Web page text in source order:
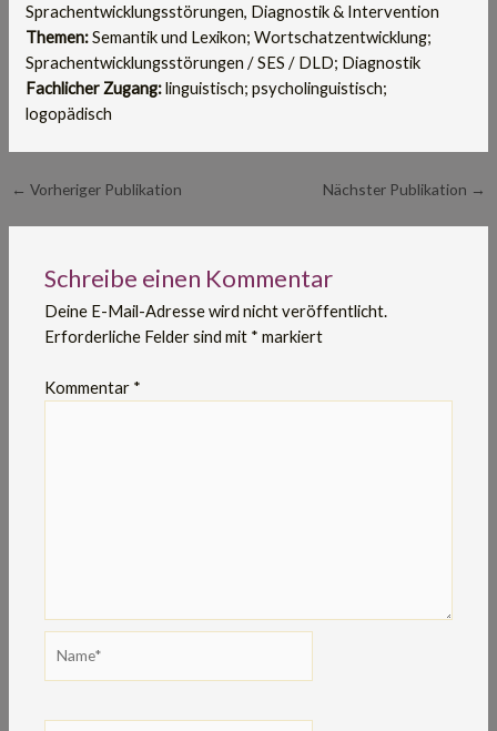
Sprachentwicklungsstörungen, Diagnostik & Intervention
Themen:Semantik und Lexikon; Wortschatzentwicklung;
Sprachentwicklungsstörungen / SES / DLD; Diagnostik
Fachlicher Zugang:linguistisch; psycholinguistisch;
logopädisch
← Vorheriger Publikation Nächster Publikation →
Schreibe einen Kommentar
Deine E-Mail-Adresse wird nicht veröffentlicht.
Erforderliche Felder sind mit * markiert
Kommentar *